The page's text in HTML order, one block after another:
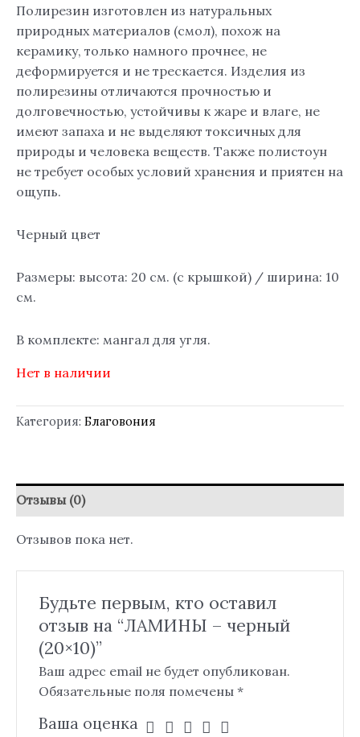
Полирезин изготовлен из натуральных
природных материалов (смол), похож на
керамику, только намного прочнее, не
деформируется и не трескается. Изделия из
полирезины отличаются прочностью и
долговечностью, устойчивы к жаре и влаге, не
имеют запаха и не выделяют токсичных для
природы и человека веществ. Также полистоун
не требует особых условий хранения и приятен на
ощупь.
Черный цвет
Размеры: высота: 20 см. (с крышкой) / ширина: 10
см.
В комплекте: мангал для угля.
Нет в наличии
Категория: Благовония
Отзывы (0)
Отзывов пока нет.
Будьте первым, кто оставил
отзыв на “ЛАМИНЫ – черный
(20×10)”
Ваш адрес email не будет опубликован.
Обязательные поля помечены *
Ваша оценка